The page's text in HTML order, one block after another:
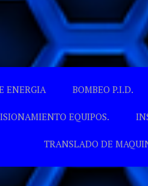
ENERGIA BOMBEO P.I.D.
EQUIPOS.
TRANSLADO DE